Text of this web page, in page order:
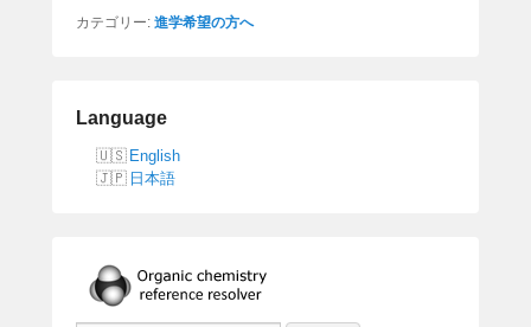
カテゴリー: 進学希望の方へ
Language
English
日本語